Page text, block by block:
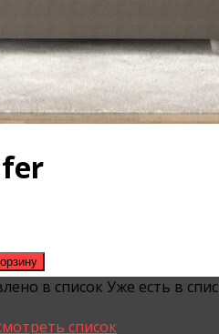
в список Уже есть в
список